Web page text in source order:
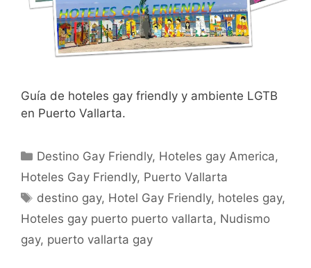
Guía de hoteles gay friendly y ambiente LGTB
en Puerto Vallarta.
Categorías
Destino Gay Friendly, Hoteles gay America,
Hoteles Gay Friendly, Puerto Vallarta
Etiquetas
destino gay, Hotel Gay Friendly, hoteles gay,
Hoteles gay puerto puerto vallarta, Nudismo
gay, puerto vallarta gay